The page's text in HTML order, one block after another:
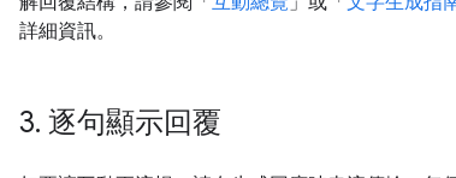
詳細資訊。
3. 逐句顯示回覆